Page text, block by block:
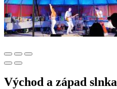
Východ a západ slnka